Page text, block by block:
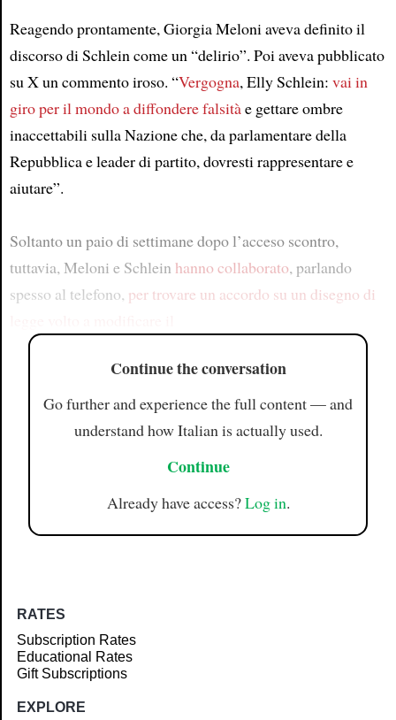
Reagendo prontamente, Giorgia Meloni aveva definito il
discorso di Schlein come un “delirio”. Poi aveva pubblicato
su X un commento iroso. “Vergogna, Elly Schlein: vai in
giro per il mondo a diffondere falsitàe gettare ombre
inaccettabili sulla Nazione che, da parlamentare della
Repubblica e leader di partito, dovresti rappresentare e
aiutare”.
Soltanto un paio di settimane dopo l’acceso scontro,
tuttavia, Meloni e Schlein hanno collaborato, parlando
spesso al telefono, per trovare un accordo su un disegno di
Continue the conversation
Go further and experience the full content — and
understand how Italian is actually used.
Continue
Already have access?Log in.
RATES
Subscription Rates
Educational Rates
Gift Subscriptions
EXPLORE